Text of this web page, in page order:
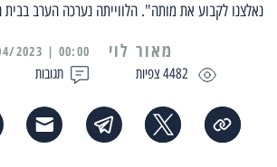
נאלצנו לקבוע את מותה". הלווייתה נערכה הערב בבית
4482 צפיות תגובות
מאור לוי 00:00 | 17/04/2023